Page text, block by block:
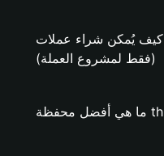
كيف يُمكن شراء عملات threearrowzcapitel؟
(فقط لمشروع العملة)